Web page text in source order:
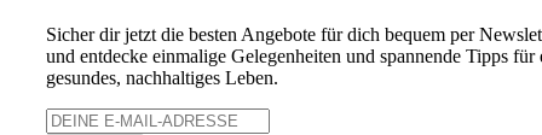
Sicher dir jetzt die besten Angebote für dich bequem per
und entdecke einmalige Gelegenheiten und spannende Tipps für
gesundes, nachhaltiges Leben.